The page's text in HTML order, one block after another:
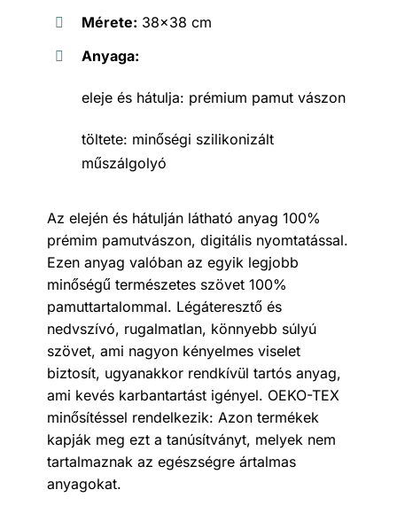
Mérete: 38×38 cm
Anyaga:
eleje és hátulja: prémium pamut vászon
töltete: minőségi szilikonizált
műszálgolyó
Az elején és hátulján látható anyag 100%
prémim pamutvászon, digitális nyomtatással.
Ezen anyag valóban az egyik legjobb
minőségű természetes szövet 100%
pamuttartalommal. Légáteresztő és
nedvszívó, rugalmatlan, könnyebb súlyú
szövet, ami nagyon kényelmes viselet
biztosít, ugyanakkor rendkívül tartós anyag,
ami kevés karbantartást igényel. OEKO-TEX
minősítéssel rendelkezik: Azon termékek
kapják meg ezt a tanúsítványt, melyek nem
tartalmaznak az egészségre ártalmas
anyagokat.